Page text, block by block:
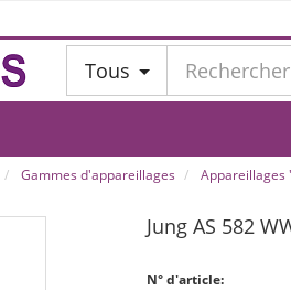
Tous
Gammes d'appareillages Appareillages
Jung AS 582
N° d'article: